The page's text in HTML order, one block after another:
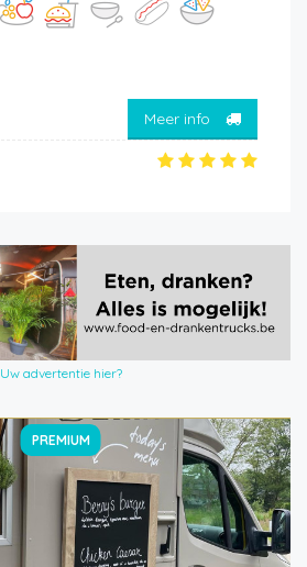
Meer info
Uw advertentie hier?
PREMIUM